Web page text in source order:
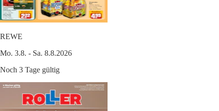
REWE
Mo. 3.8. - Sa. 8.8.2026
Noch 3 Tage gültig